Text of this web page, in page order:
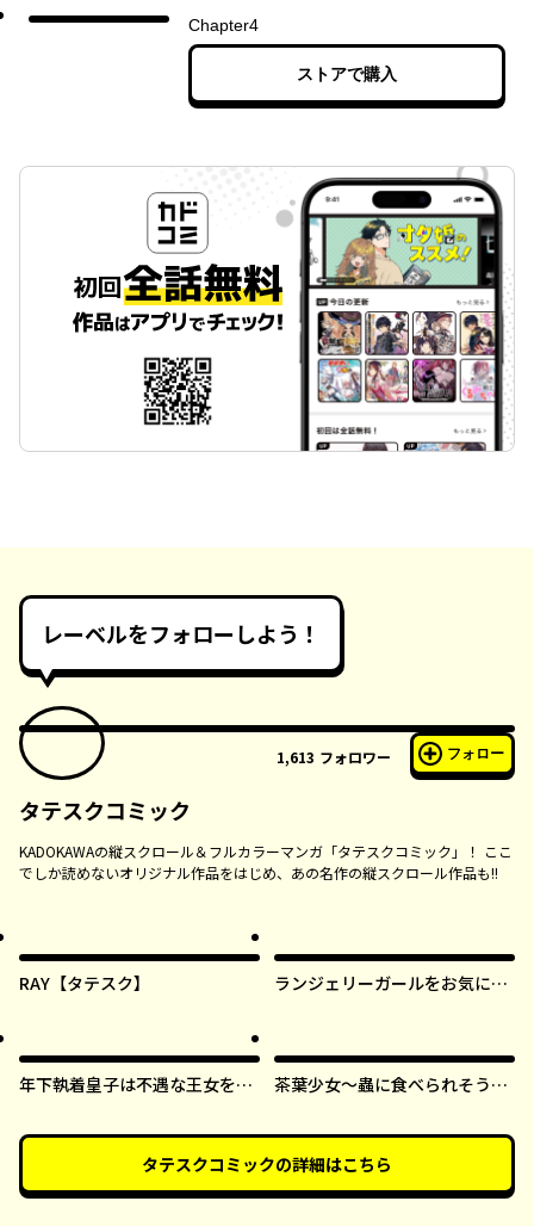
Chapter4
ストアで購入
レーベルをフォローしよう！
1,613 フォロワー フォロー
タテスクコミック
KADOKAWAの縦スクロール＆フルカラーマンガ「タテスクコミック」！ ここ
でしか読めないオリジナル作品をはじめ、あの名作の縦スクロール作品も!!
RAY【タテスク】
ランジェリーガールをお気に召
年下執着皇子は不遇な王女を愛
茶葉少女～蟲に食べられそうに
した！～【タテスク】
タテスクコミックの詳細はこちら